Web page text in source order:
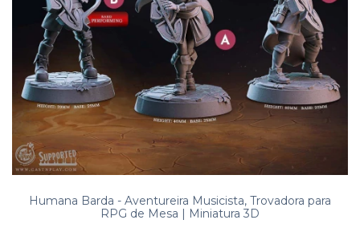
Humana Barda - Aventureira Musicista, Trovadora para
RPG de Mesa | Miniatura 3D